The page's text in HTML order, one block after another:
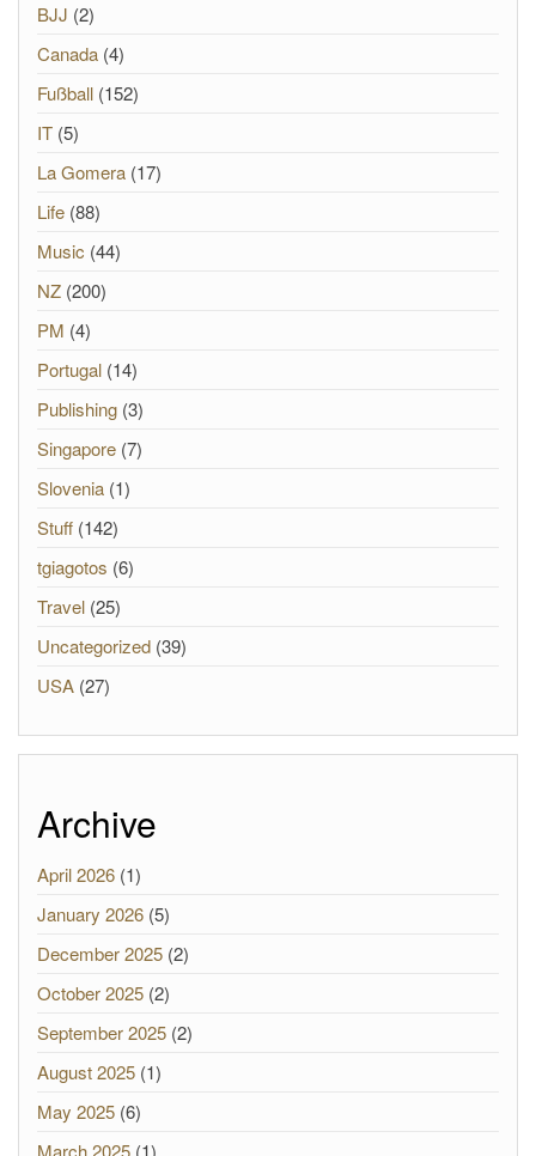
BJJ (2)
Canada (4)
Fußball (152)
IT (5)
La Gomera (17)
Life (88)
Music (44)
NZ (200)
PM (4)
Portugal (14)
Publishing (3)
Singapore (7)
Slovenia (1)
Stuff (142)
tgiagotos (6)
Travel (25)
Uncategorized (39)
USA (27)
Archive
April 2026 (1)
January 2026 (5)
December 2025 (2)
October 2025 (2)
September 2025 (2)
August 2025 (1)
May 2025 (6)
March 2025 (1)